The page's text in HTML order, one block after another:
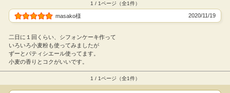
1 / 1ページ（全1件）
masako様 2020/11/19
二日に１回くらい、シフォンケーキ作って
いろいろ小麦粉も使ってみましたが
ずーとパティシエール使ってます。
小麦の香りとコクがいいです。
1 / 1ページ（全1件）